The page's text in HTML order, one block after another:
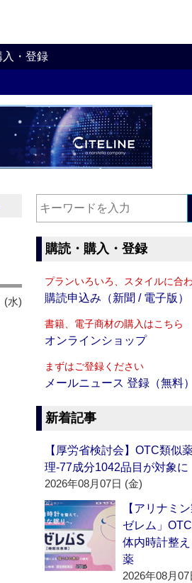
入・登録
(水)
購読・購入・登録
プランいろいろ、スタイルに合
購読申込み（新聞 / 電子版）
書籍、電子商材の購入はこちら
オンラインショップ
まずはご登録ください
メールニュース 登録（無料）
新着記事
【厚労省検討会】OTC類似
理‐77成分1042品目が対象に
2026年08月07日 (金)
【アリナミ
ゼレム」
体内時計整
薬
2026年08月07